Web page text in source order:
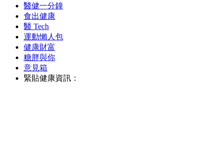
醫健一分鐘
食出健康
醫 Tech
運動懶人包
健康財富
糖胖與你
意見箱
緊貼健康資訊：